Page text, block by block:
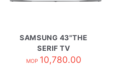
SAMSUNG 43"THE
SERIF TV
QA43LS01BAJXZK
MOP 10,780.00